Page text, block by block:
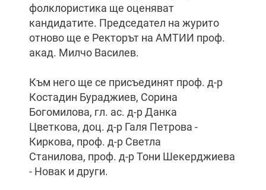
фолклористика ще оценяват
кандидатите. Председател на журито
отново ще е Ректорът на АМТИИ проф.
акад. Милчо Василев.
Към него ще се присъединят проф. д-р
Костадин Бураджиев, Сорина
Богомилова, гл. ас. д-р Данка
Цветкова, доц. д-р Галя Петрова -
Киркова, проф. д-р Светла
Станилова, проф. д-р Тони Шекерджиева
- Новак и други.